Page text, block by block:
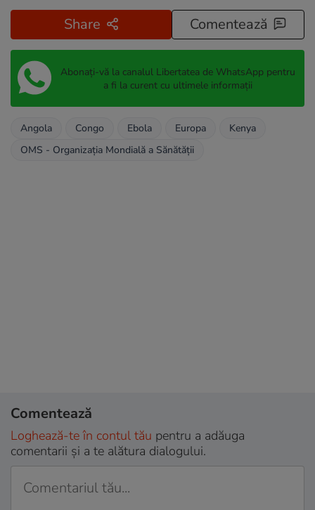
Share Comentează
Abonați-vă la canalul Libertatea de WhatsApp pentru
a fi la curent cu ultimele informații
Angola Congo Ebola Europa
Kenya
OMS - Organizația Mondială a Sănătății
Comentează
Loghează-te în contul tău pentru a adăuga
comentarii și a te alătura dialogului.